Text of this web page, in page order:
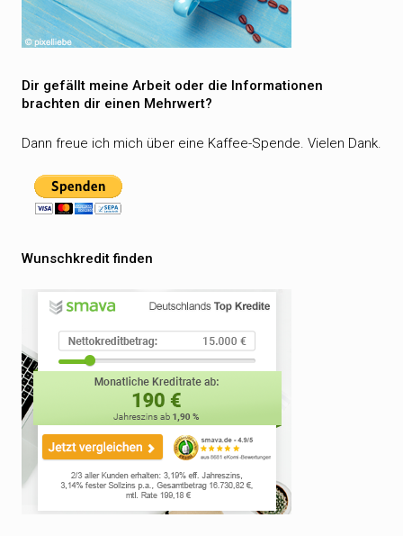
Dir gefällt meine Arbeit oder die Informationen
brachten dir einen Mehrwert?
Dann freue ich mich über eine Kaffee-Spende. Vielen Dank.
Wunschkredit finden